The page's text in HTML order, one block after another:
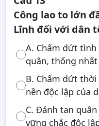
Công lao to lớn
Lĩnh đối với dân
A. Chấm dứt
quân, thống
B. Chấm dứt
nền độc lập của
C. Đánh tan
vững chắc độc